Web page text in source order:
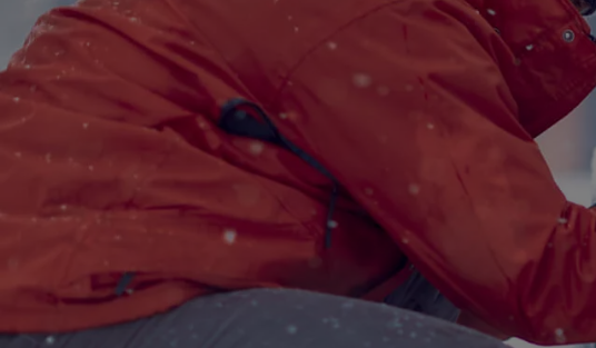
Od81 900 zł
Yaris Cross
HYBRID